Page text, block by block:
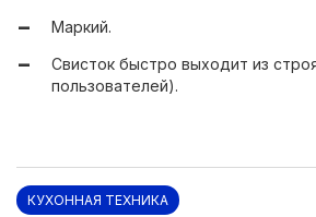
Маркий.
Свисток быстро выходит из
пользователей).
КУХОННАЯ ТЕХНИКА